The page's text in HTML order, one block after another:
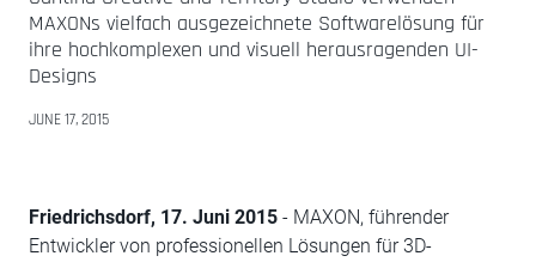
MAXONs vielfach ausgezeichnete Softwarelösung für
ihre hochkomplexen und visuell herausragenden UI-
Designs
JUNE 17, 2015
Friedrichsdorf, 17. Juni 2015 - MAXON, führender
Entwickler von professionellen Lösungen für 3D-